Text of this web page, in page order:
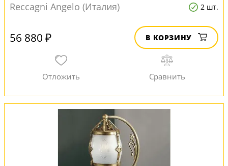
Reccagni Angelo (Италия)
2 шт.
56 880 ₽ В КОРЗИНУ